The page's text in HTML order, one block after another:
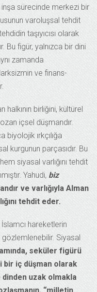
sürecinde merkezi bir
varoluşsal tehdit
taşıyıcısı olarak
Bu figür, yalnızca bir dini
zamanda
ve finans-
birliğini, kültürel
içsel düşmandır.
biyolojik ırkçılığa
kurgunun parçasıdır. Bu
siyasal varlığını tehdit
Yahudi, biz
ve varlığıyla Alman
tehdit eder.
hareketlerin
gözlemlenebilir. Siyasal
seküler figürü
bir iç düşman olarak
dinden uzak olmakla